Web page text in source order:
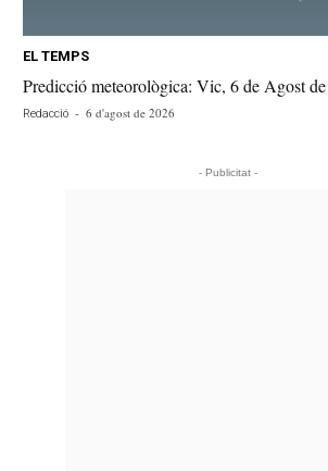
EL TEMPS
Predicció meteorològica: Vic, 6 de Agost
Redacció - 6 d'agost de 2026
- Publicitat -